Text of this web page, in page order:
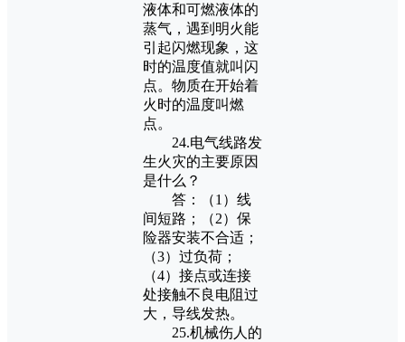
液体和可燃液体的
蒸气，遇到明火能
引起闪燃现象，这
时的温度值就叫闪
点。物质在开始着
火时的温度叫燃
点。
24.电气线路发
生火灾的主要原因
是什么？
答：（1）线
间短路；（2）保
险器安装不合适；
（3）过负荷；
（4）接点或连接
处接触不良电阻过
大，导线发热。
25.机械伤人的